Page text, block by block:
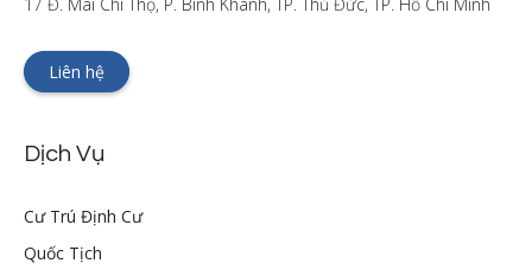
Liên hệ
Dịch Vụ
Cư Trú Định Cư
Quốc Tịch